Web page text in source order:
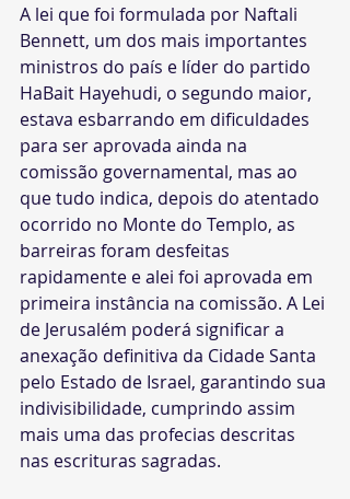
A lei que foi formulada por Naftali
Bennett, um dos mais importantes
ministros do país e líder do partido
HaBait Hayehudi, o segundo maior,
estava esbarrando em dificuldades
para ser aprovada ainda na
comissão governamental, mas ao
que tudo indica, depois do atentado
ocorrido no Monte do Templo, as
barreiras foram desfeitas
rapidamente e alei foi aprovada em
primeira instância na comissão. A Lei
de Jerusalém poderá significar a
anexação definitiva da Cidade Santa
pelo Estado de Israel, garantindo sua
indivisibilidade, cumprindo assim
mais uma das profecias descritas
nas escrituras sagradas.